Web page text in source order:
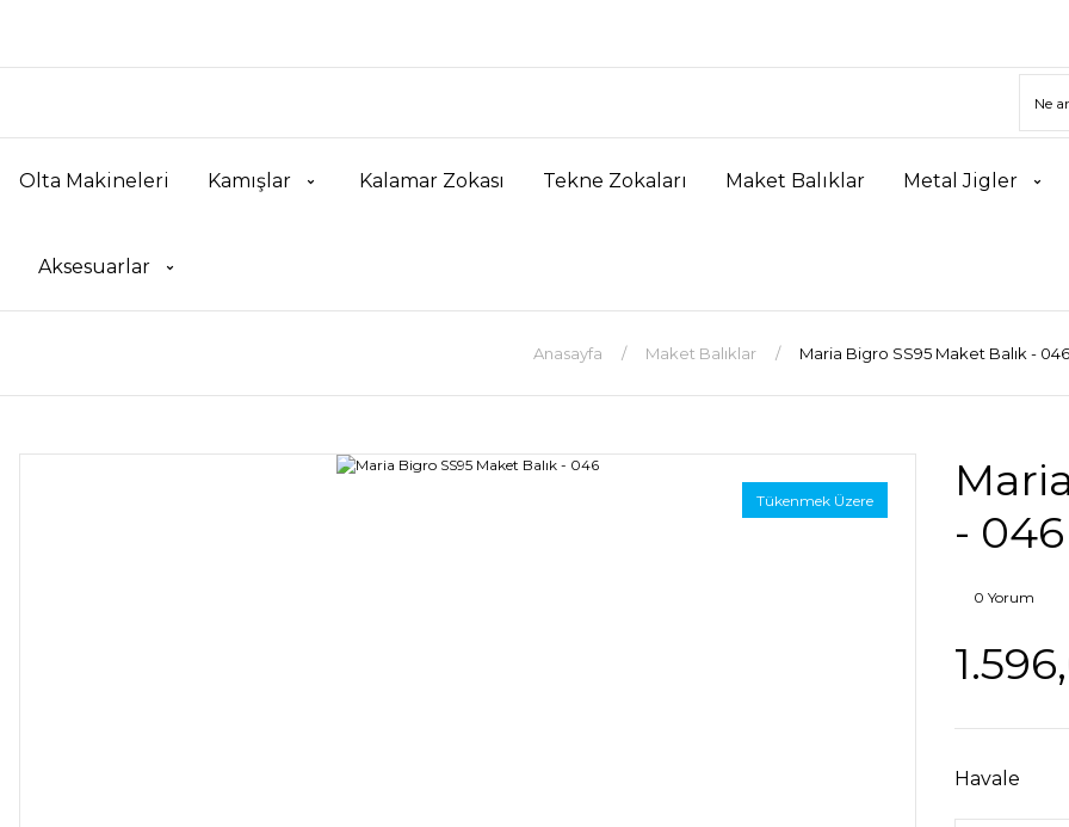
Olta Makineleri Kamışlar Kalamar Zokası Tekne Zokaları Maket Balıklar Metal Jigler
Aksesuarlar
Anasayfa Maket Balıklar Maria Bigro SS95 Maket Balık - 046
Tükenmek Üzere
- 046
0 Yorum
Havale